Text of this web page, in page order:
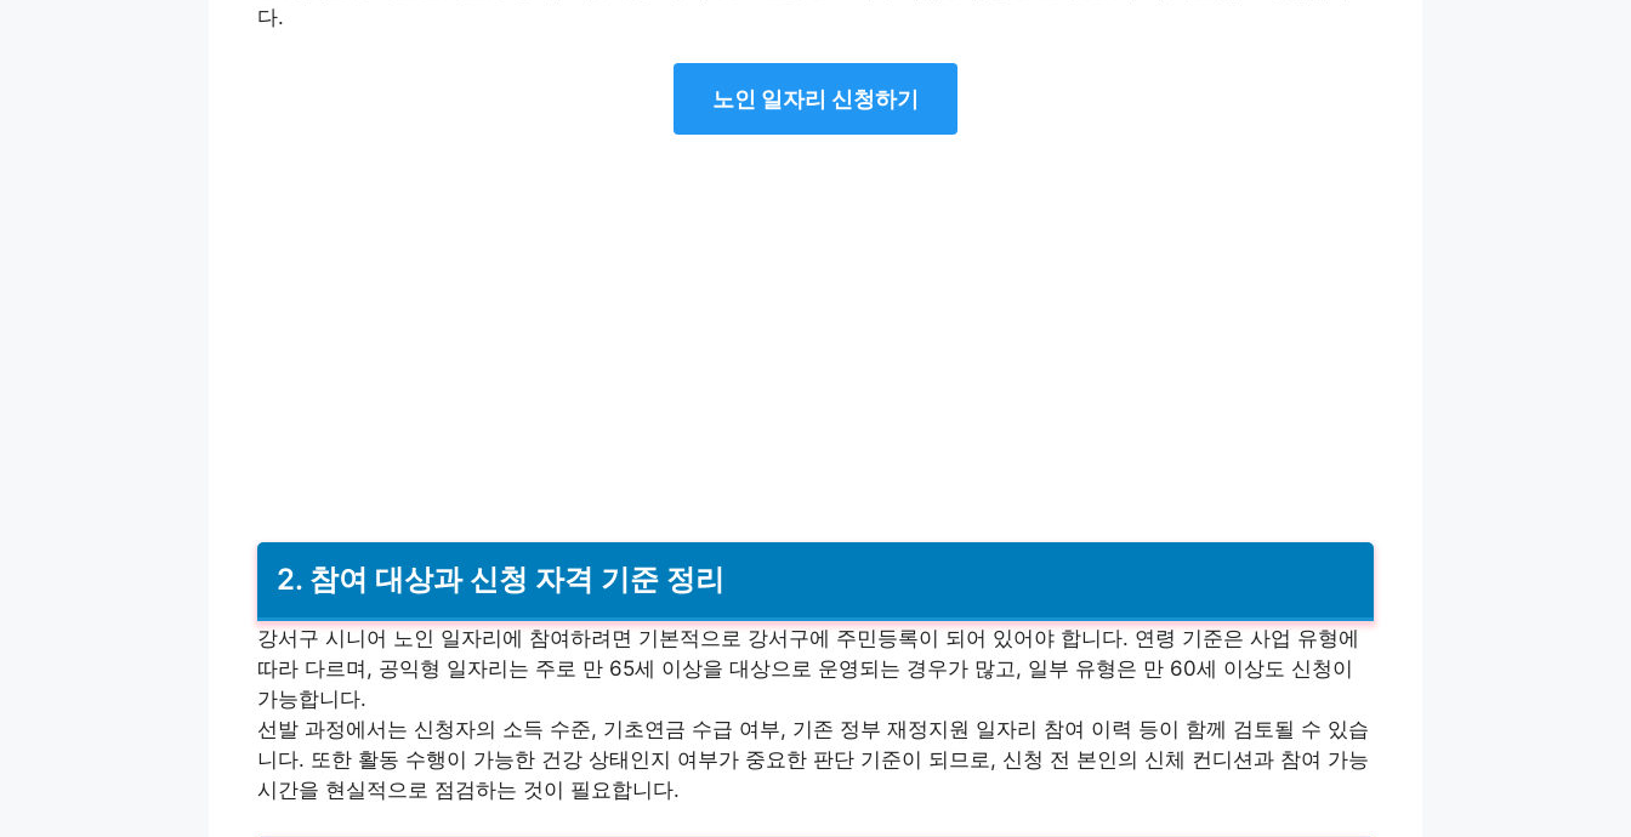
다.
노인 일자리 신청하기
2. 참여 대상과 신청 자격 기준 정리
강서구 시니어 노인 일자리에 참여하려면 기본적으로 강서구에 주민등록이 되어 있어야 합니다. 연령 기준은 사업 유형에
따라 다르며, 공익형 일자리는 주로 만 65세 이상을 대상으로 운영되는 경우가 많고, 일부 유형은 만 60세 이상도 신청이
가능합니다.
선발 과정에서는 신청자의 소득 수준, 기초연금 수급 여부, 기존 정부 재정지원 일자리 참여 이력 등이 함께 검토될 수 있습
니다. 또한 활동 수행이 가능한 건강 상태인지 여부가 중요한 판단 기준이 되므로, 신청 전 본인의 신체 컨디션과 참여 가능
시간을 현실적으로 점검하는 것이 필요합니다.